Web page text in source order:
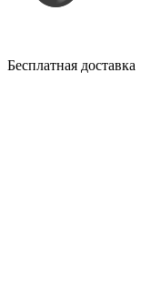
Бесплатная доставка